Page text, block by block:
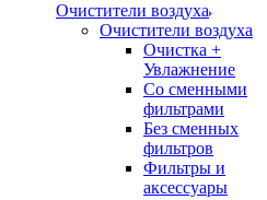
Очистители воздуха
Очистители воздуха
Очистка +
Увлажнение
Cо сменными
фильтрами
Без сменных
фильтров
Фильтры и
аксессуары